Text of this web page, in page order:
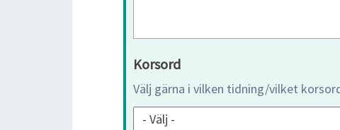
Korsord
Välj gärna i vilken tidning/vilket